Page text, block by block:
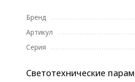
Бренд
Артикул
Серия
Светотехнические